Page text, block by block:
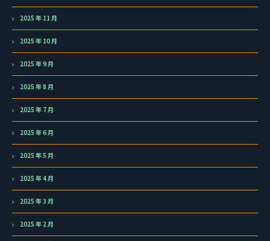
2025 年 11 月
2025 年 10 月
2025 年 9 月
2025 年 8 月
2025 年 7 月
2025 年 6 月
2025 年 5 月
2025 年 4 月
2025 年 3 月
2025 年 2 月